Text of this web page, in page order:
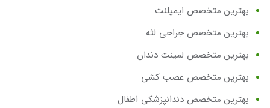
بهترین متخصص ایمپلنت
بهترین متخصص جراحی لثه
بهترین متخصص لمینت دندان
بهترین متخصص عصب کشی
بهترین متخصص دندانپزشکی اطفال